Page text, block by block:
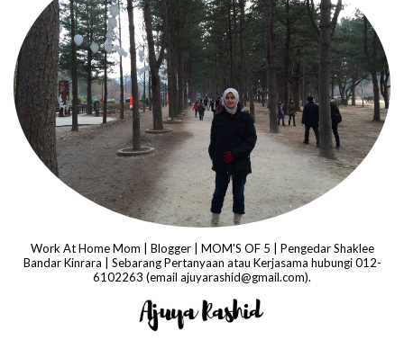
Work At Home Mom | Blogger | MOM'S OF 5 | Pengedar Shaklee
Bandar Kinrara | Sebarang Pertanyaan atau Kerjasama hubungi 012-
6102263 (email ajuyarashid@gmail.com).